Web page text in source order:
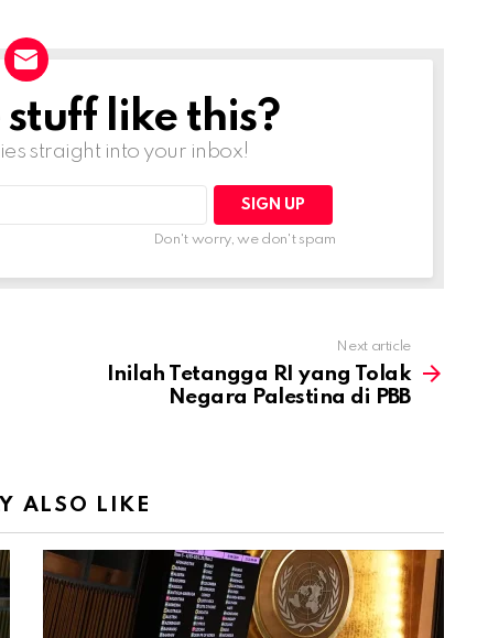
like this?
straight into your inbox!
Don't worry, we don't spam
Next article
Inilah Tetangga RI yang Tolak
Negara Palestina di PBB
ALSO LIKE